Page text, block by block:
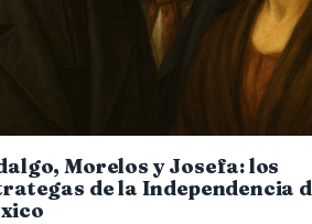
Morelos y Josefa: los
de la Independencia